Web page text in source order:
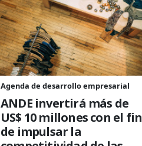
Agenda de desarrollo empresarial
ANDE invertirá más de
US$ 10 millones con el fin
de impulsar la